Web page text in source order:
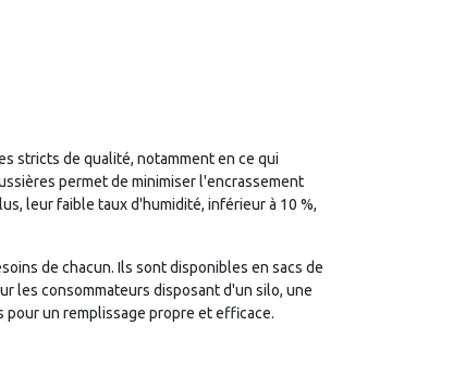
stricts de qualité, notamment en ce qui
permet de minimiser l'encrassement
leur faible taux d'humidité, inférieur à 10 %,
de chacun. Ils sont disponibles en sacs de
les consommateurs disposant d'un silo, une
pour un remplissage propre et efficace.